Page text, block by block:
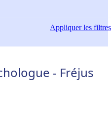
Appliquerles filtres
- Fréjus